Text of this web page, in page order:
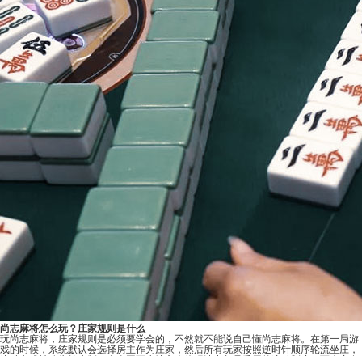
尚志麻将怎么玩？庄家规则是什么
玩尚志麻将，庄家规则是必须要学会的，不然就不能说自己懂尚志麻将。在第一局游
戏的时候，系统默认会选择房主作为庄家，然后所有玩家按照逆时针顺序轮流坐庄，